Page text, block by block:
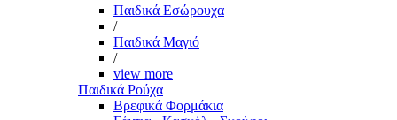
Παιδικά Εσώρουχα
/
Παιδικά Μαγιό
/
view more
Παιδικά Ρούχα
Βρεφικά Φορμάκια